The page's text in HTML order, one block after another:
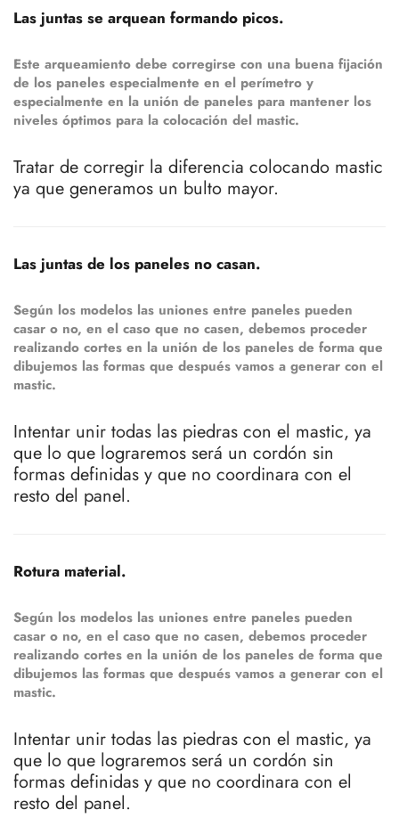
Las juntas se arquean formando picos.
Este arqueamiento debe corregirse con una buena fijación
de los paneles especialmente en el perímetro y
especialmente en la unión de paneles para mantener los
niveles óptimos para la colocación del mastic.
Tratar de corregir la diferencia colocando mastic
ya que generamos un bulto mayor.
Las juntas de los paneles no casan.
Según los modelos las uniones entre paneles pueden
casar o no, en el caso que no casen, debemos proceder
realizando cortes en la unión de los paneles de forma que
dibujemos las formas que después vamos a generar con el
mastic.
Intentar unir todas las piedras con el mastic, ya
que lo que lograremos será un cordón sin
formas definidas y que no coordinara con el
resto del panel.
Rotura material.
Según los modelos las uniones entre paneles pueden
casar o no, en el caso que no casen, debemos proceder
realizando cortes en la unión de los paneles de forma que
dibujemos las formas que después vamos a generar con el
mastic.
Intentar unir todas las piedras con el mastic, ya
que lo que lograremos será un cordón sin
formas definidas y que no coordinara con el
resto del panel.